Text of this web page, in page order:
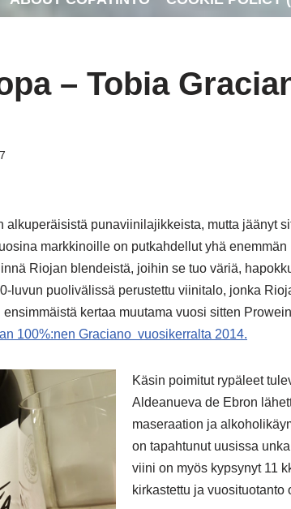
– Tobia
alkuperäisistä punaviinilajikkeista, mutta jäänyt
markkinoille on putkahdellut yhä
Riojan blendeistä, joihin se tuo väriä,
luvun puolivälissä perustettu viinitalo, jonka
kertaa muutama vuosi sitten
100%:nen Graciano vuosikerralta 2014.
Käsin poimitut rypäleet
Aldeanueva de Ebron
maseraation ja
on tapahtunut uusissa
viini on myös kypsynyt 11
kirkastettu ja